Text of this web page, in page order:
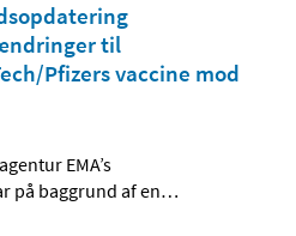
til
Pfizers vaccine mod
EMA’s
på baggrund af en…